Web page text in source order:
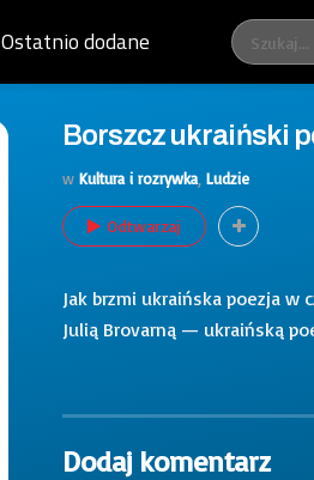
Ostatnio dodane
Borszcz ukraiński
w Kultura i rozrywka Ludzie
Odtwarzaj
Jak brzmi ukraińska poezja w
Julią Brovarną — ukraińską
Dodaj komentarz